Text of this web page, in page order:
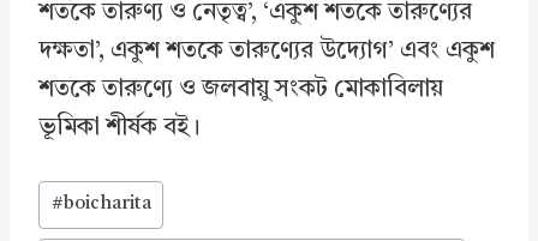
শতকে তারুণ্য ও নেতৃত্ব’, ‘একুশ শতকে তারুণ্যের
দক্ষতা’, একুশ শতকে তারুণ্যের উদ্যোগ’ এবং একুশ
শতকে তারুণ্যে ও জলবায়ু সংকট মোকাবিলায়
ভূমিকা শীর্ষক বই।
Post
Tags:
#boicharita